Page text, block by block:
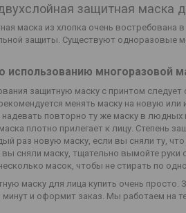
защитная маска
маска из хлопка очень
защиты. Существуют одноразовые
использованию многоразовой
защитную маску с принтом следует
менять маску на новую
надевать повторно ту же маску в
плотно прилегает к лицу. Степень
раз новую маску, если вы сняли ту, что
вы сняли маску, тщательно вымойте руки
масок, чтобы не стирать по
маску для лица купить очень
минут и оформит заказ. Мы работаем на